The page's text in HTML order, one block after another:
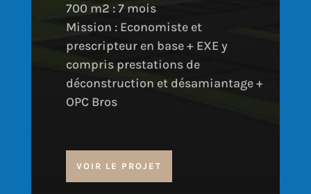
700 m2 : 7 mois
Mission : Economiste et
prescripteur en base + EXE y
compris prestations de
déconstruction et désamiantage +
OPC Bros
VOIR LE PROJET